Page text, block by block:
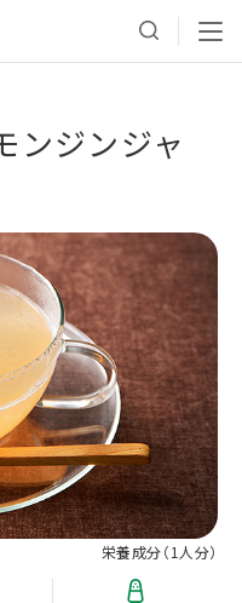
ンジンジャ
栄養成分（1人分）